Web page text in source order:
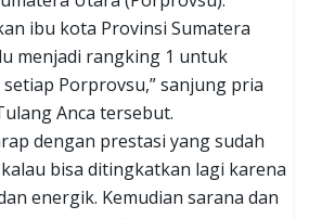
ibu kota Provinsi Sumatera
menjadi rangking 1 untuk
Porprovsu,” sanjung pria
Anca tersebut.
dengan prestasi yang sudah
bisa ditingkatkan lagi karena
energik. Kemudian sarana dan